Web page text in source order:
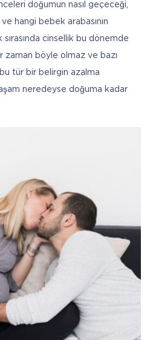
doğumun nasıl geçeceği,
hangi bebek arabasının
cinsellik bu dönemde
zaman böyle olmaz ve bazı
tür bir belirgin azalma
neredeyse doğuma kadar